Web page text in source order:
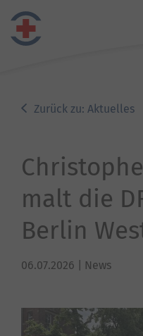
Zurück zu: Aktuelles
malt die
Berlin
06.07.2026 | News